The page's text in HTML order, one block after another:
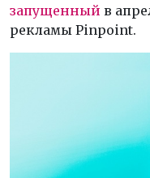
запущенный в
рекламы Pinpoint.